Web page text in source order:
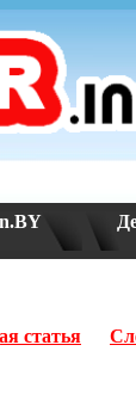
статья